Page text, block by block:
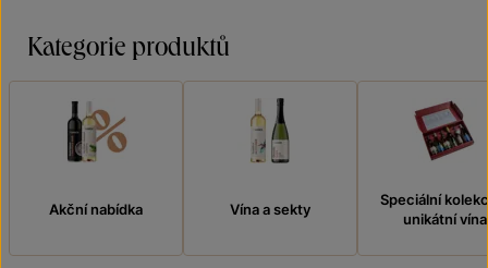
Kategorie produktů
Akční nabídka Vína a sekty
Speciální
unikátní vína